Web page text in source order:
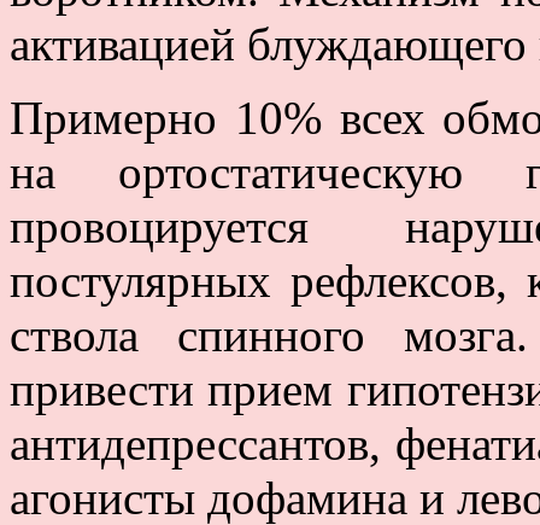
активацией блуждающего
Примерно 10% всех
на ортостатическую
провоцируется
постулярных рефлексов,
ствола спинного
привести прием
антидепрессантов,
агонисты дофамина и